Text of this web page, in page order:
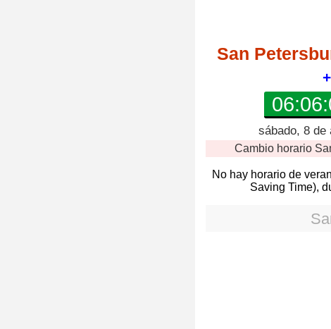
San
sábado, 8 de
Cambio horario
No hay horario de
Saving Time),